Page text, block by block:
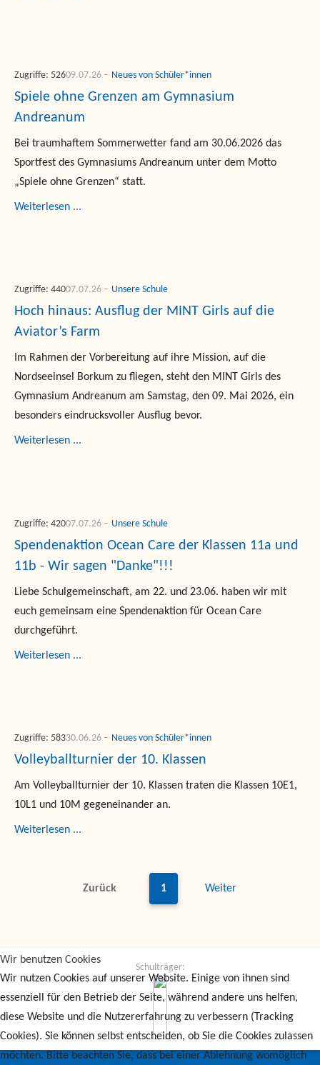
Spiele ohne Grenzen am Gymnasium
Andreanum
Bei traumhaftem Sommerwetter fand am 30.06.2026 das
Sportfest des Gymnasiums Andreanum unter dem Motto
„Spiele ohne Grenzen“ statt.
Neues von Schüler*innen
09.07.26
Zugriffe: 526
Weiterlesen ...
Hoch hinaus: Ausflug der MINT Girls auf die
Aviator’s Farm
Im Rahmen der Vorbereitung auf ihre Mission, auf die
Nordseeinsel Borkum zu fliegen, steht den MINT Girls des
Gymnasium Andreanum am Samstag, den 09. Mai 2026, ein
besonders eindrucksvoller Ausflug bevor.
Unsere Schule
07.07.26
Zugriffe: 440
Weiterlesen ...
Spendenaktion Ocean Care der Klassen 11a und
11b - Wir sagen "Danke"!!!
Liebe Schulgemeinschaft, am 22. und 23.06. haben wir mit
euch gemeinsam eine Spendenaktion für Ocean Care
durchgeführt.
Unsere Schule
07.07.26
Zugriffe: 420
Weiterlesen ...
Volleyballturnier der 10. Klassen
Am Volleyballturnier der 10. Klassen traten die Klassen 10E1,
10L1 und 10M gegeneinander an.
Neues von Schüler*innen
30.06.26
Zugriffe: 583
Weiterlesen ...
Zurück 1 Weiter
Schulträger:
Wir benutzen Cookies
Wir nutzen Cookies auf unserer Website. Einige von ihnen sind
essenziell für den Betrieb der Seite, während andere uns helfen,
diese Website und die Nutzererfahrung zu verbessern (Tracking
Cookies). Sie können selbst entscheiden, ob Sie die Cookies zulassen
möchten. Bitte beachten Sie, dass bei einer Ablehnung womöglich